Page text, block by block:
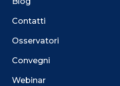
Contatti
Osservatori
Convegni
Webinar